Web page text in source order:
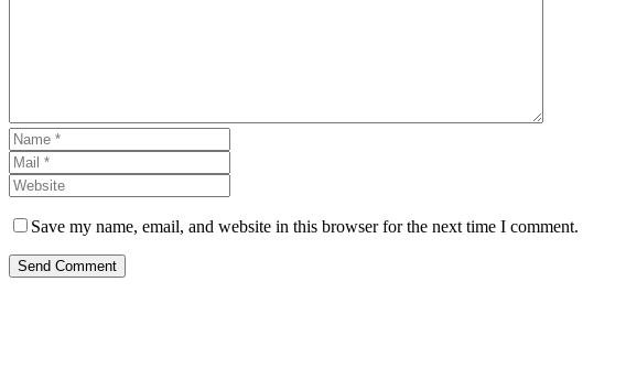
Save my name, email, and website in this browser for the next time I comment.
Send Comment